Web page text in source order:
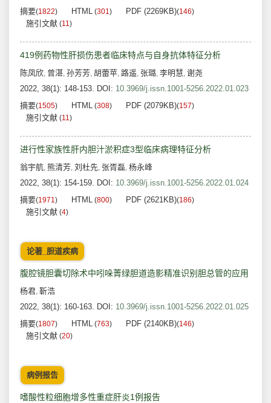
摘要(1822) HTML (301) PDF (2269KB)(146)
施引文献 (11)
419例药物性肝损伤患者临床特点与自身抗体特征分析
陈凤欣, 曾湛, 孙芳芳, 胡蕾苹, 路遥, 张璐, 李明慧, 谢尧
2022, 38(1): 148-153. DOI: 10.3969/j.issn.1001-5256.2022.01.023
摘要(1505) HTML (308) PDF (2079KB)(157)
施引文献 (11)
进行性家族性肝内胆汁淤积症3型临床病理特征分析
翁宇航, 熊清芳, 刘杜先, 张胥磊, 杨永峰
2022, 38(1): 154-159. DOI: 10.3969/j.issn.1001-5256.2022.01.024
摘要(1971) HTML (800) PDF (2621KB)(186)
施引文献 (4)
论著_胆道疾病
腹腔镜胆囊切除术中吲哚菁绿胆道造影精准识别胆总管的应用
杨君, 靳浩
2022, 38(1): 160-163. DOI: 10.3969/j.issn.1001-5256.2022.01.025
摘要(1807) HTML (763) PDF (2140KB)(146)
施引文献 (20)
病例报告
嗜酸性粒细胞增多性重症肝炎1例报告